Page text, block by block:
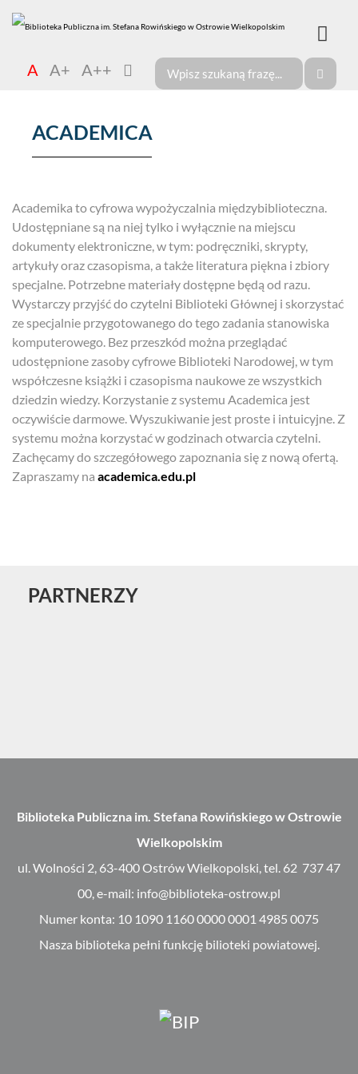
A A+ A++
ACADEMICA
Academika to cyfrowa wypożyczalnia międzybiblioteczna.
Udostępniane są na niej tylko i wyłącznie na miejscu
dokumenty elektroniczne, w tym: podręczniki, skrypty,
artykuły oraz czasopisma, a także literatura piękna i zbiory
specjalne. Potrzebne materiały dostępne będą od razu.
Wystarczy przyjść do czytelni Biblioteki Głównej i skorzystać
ze specjalnie przygotowanego do tego zadania stanowiska
komputerowego. Bez przeszkód można przeglądać
udostępnione zasoby cyfrowe Biblioteki Narodowej, w tym
współczesne książki i czasopisma naukowe ze wszystkich
dziedzin wiedzy. Korzystanie z systemu Academica jest
oczywiście darmowe. Wyszukiwanie jest proste i intuicyjne. Z
systemu można korzystać w godzinach otwarcia czytelni.
Zachęcamy do szczegółowego zapoznania się z nową ofertą.
Zapraszamy na academica.edu.pl
PARTNERZY
Biblioteka Publiczna im. Stefana Rowińskiego w Ostrowie
Wielkopolskim
ul. Wolności 2, 63-400 Ostrów Wielkopolski, tel. 62 737 47
00, e-mail: info@biblioteka-ostrow.pl
Numer konta: 10 1090 1160 0000 0001 4985 0075
Nasza biblioteka pełni funkcję bilioteki powiatowej.